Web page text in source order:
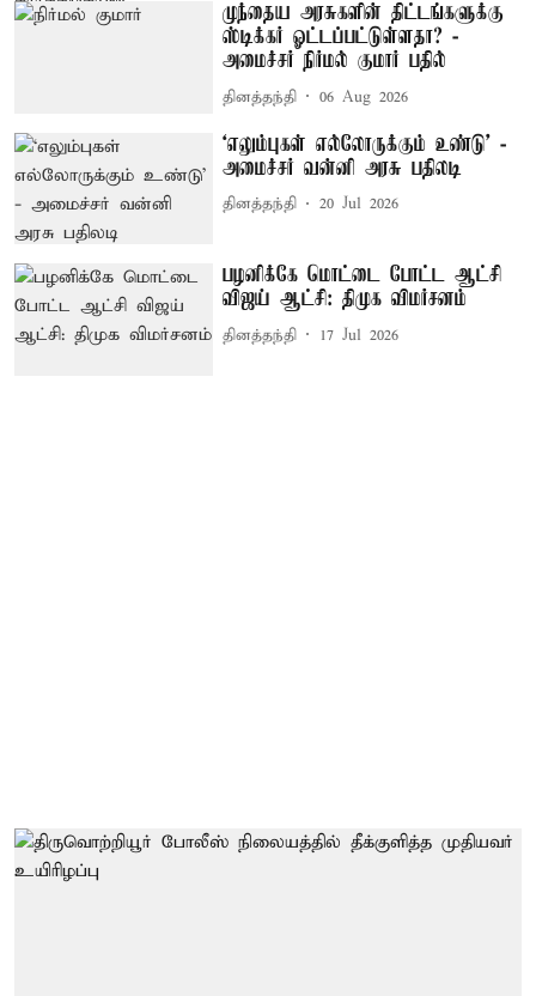
முந்தைய அரசுகளின் திட்டங்களுக்கு
ஸ்டிக்கர் ஓட்டப்பட்டுள்ளதா? -
அமைச்சர் நிர்மல் குமார் பதில்
தினத்தந்தி 06 Aug 2026
‘எலும்புகள் எல்லோருக்கும் உண்டு’ -
அமைச்சர் வன்னி அரசு பதிலடி
தினத்தந்தி 20 Jul 2026
பழனிக்கே மொட்டை போட்ட ஆட்சி
விஜய் ஆட்சி: திமுக விமர்சனம்
தினத்தந்தி 17 Jul 2026